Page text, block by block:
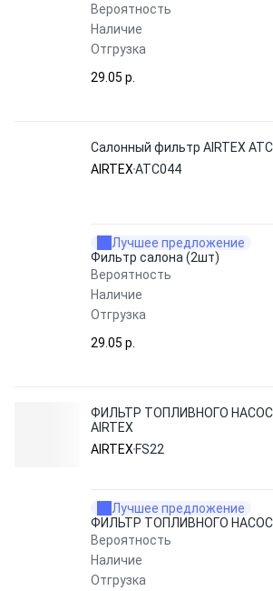
Вероятность
Наличие
Отгрузка
29.05 p.
Салонный фильтр AIRTEX
AIRTEXATC044
Лучшее предложение
Фильтр салона (2шт)
Вероятность
Наличие
Отгрузка
29.05 p.
ФИЛЬТР ТОПЛИВНОГО
AIRTEX
AIRTEX FS22
Лучшее предложение
ФИЛЬТР ТОПЛИВНОГО
Вероятность
Наличие
Отгрузка